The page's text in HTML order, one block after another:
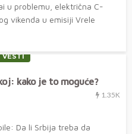
u problemu, električna C-
vikenda u emisiji Vrele
VESTI
kako je to moguće?
1.35K
Da li Srbija treba da